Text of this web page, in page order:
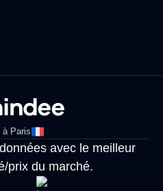
à Paris
avec le meilleur
prix du marché.